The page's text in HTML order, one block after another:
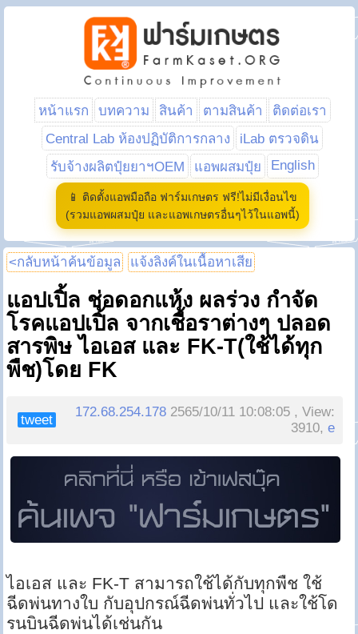
หน้าแรก บทความ สินค้า ตามสินค้า
ติดต่อเรา
Central Lab ห้องปฏิบัติการกลาง
iLab ตรวจดิน
รับจ้างผลิตปุ๋ยยาฯOEM
แอพผสมปุ๋ย English
📱 ติดตั้งแอพมือถือ ฟาร์มเกษตร ฟรี!ไม่มีเงื่อนไข
(รวมแอพผสมปุ๋ย และแอพเกษตรอื่นๆไว้ในแอพนี้)
<กลับหน้าค้นข้อมูล แจ้งลิงค์ในเนื้อหาเสีย
แอปเปิ้ล ช่อดอกแห้ง ผลร่วง กำจัด
โรคแอปเปิ้ล จากเชื้อราต่างๆ ปลอด
สารพิษ ไอเอส และ FK-T(ใช้ได้ทุก
พืช)โดย FK
tweet
172.68.254.178 2565/10/11 10:08:05 , View:
3910,e
ไอเอส และ FK-T สามารถใช้ได้กับทุกพืช ใช้
ฉีดพ่นทางใบ กับอุปกรณ์ฉีดพ่นทั่วไป และใช้โด
รนบินฉีดพ่นได้เช่นกัน